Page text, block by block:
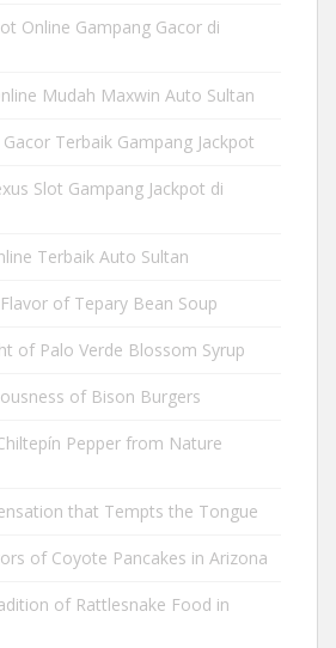
Online Gampang Gacor di
Mudah Maxwin Auto Sultan
Terbaik Gampang Jackpot
Slot Gampang Jackpot di
Terbaik Auto Sultan
of Tepary Bean Soup
of Palo Verde Blossom Syrup
of Bison Burgers
Pepper from Nature
that Tempts the Tongue
of Coyote Pancakes in Arizona
of Rattlesnake Food in